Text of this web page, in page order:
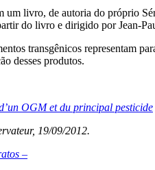
um livro, de autoria do próprio
do livro e dirigido por Jean-
transgênicos representam
desses produtos.
OGM et du principal pesticide
19/09/2012.
–